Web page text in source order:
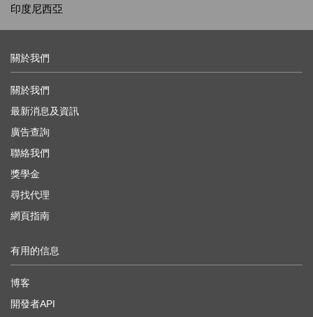
印度尼西亞
關於我們
關於我們
最新消息及資訊
廣告查詢
聯絡我們
獎學金
尋找代理
網頁指南
有用的信息
博客
開發者API